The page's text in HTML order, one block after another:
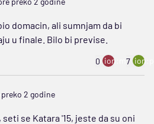
domacin, ali sumnjam da bi
u finale. Bilo bi previse.
0 ion:minus
7
preko 2 godine
se Katara '15, jeste da su oni